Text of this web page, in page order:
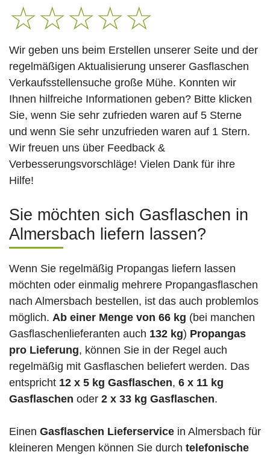
☆☆☆☆☆
Wir geben uns beim Erstellen unserer Seite und der
regelmäßigen Aktualisierung unserer Gasflaschen
Verkaufsstellensuche große Mühe. Konnten wir
Ihnen hilfreiche Informationen geben? Bitte klicken
Sie, wenn Sie sehr zufrieden waren auf 5 Sterne
und wenn Sie sehr unzufrieden waren auf 1 Stern.
Wir freuen uns über Feedback &
Verbesserungsvorschläge! Vielen Dank für ihre
Hilfe!
Sie möchten sich Gasflaschen in
Almersbach liefern lassen?
Wenn Sie regelmäßig Propangas liefern lassen
möchten oder einmalig mehrere Propangasflaschen
nach Almersbach bestellen, ist das auch problemlos
möglich. Ab einer Menge von 66 kg (bei manchen
Gasflaschenlieferanten auch 132 kg) Propangas
pro Lieferung, können Sie in der Regel auch
regelmäßig mit Gasflaschen beliefert werden. Das
entspricht 12 x 5 kg Gasflaschen, 6 x 11 kg
Gasflaschen oder 2 x 33 kg Gasflaschen.
Einen Gasflaschen Lieferservice in Almersbach für
kleineren Mengen können Sie durch telefonische